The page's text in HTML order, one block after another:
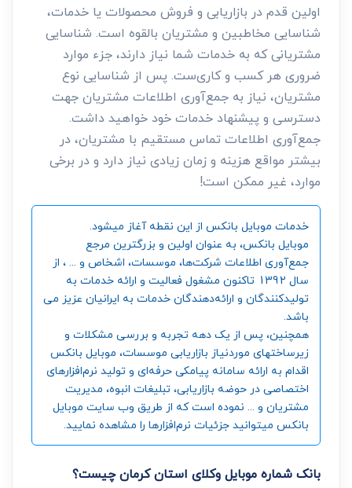
اولین قدم در بازاریابی و فروش محصولات یا خدمات،
شناسایی مخاطبین و مشتریان بالقوه است. شناسایی
مشتریانی که به خدمات شما نیاز دارند، جزء موارد
ضروری هر کسب و کاری‌ست. پس از شناسایی نوع
مشتریان، نیاز به جمع‌آوری اطلاعات مشتریان جهت
دسترسی و پیشنهاد خدمات خود خواهید داشت.
جمع‌آوری اطلاعات تماس مستقیم با مشتریان، در
بیشتر مواقع هزینه و زمان زیادی نیاز دارد و در برخی
موارد، غیر ممکن است!
خدمات موبایل بانکس از این نقطه آغاز میشود.
موبایل بانکس، به عنوان اولین و بزرگترین مرجع
جمع‌آوری اطلاعات شرکت‌ها، موسسات، اشخاص و ... ، از
سال 1392 تاکنون مشغول فعالیت و ارائه خدمات به
تولیدکنندگان و ارائه‌دهندگان خدمات به ایرانیان عزیز می
باشد.
همچنین، پس از یک دهه تجربه و بررسی مشکلات و
زیرساختهای موردنیاز بازاریابی موسسات، موبایل بانکس
اقدام به ارائه سامانه‌ پیامکی حرفه‌ای و تولید نرم‌افزارهای
اختصاصی در حوضه بازاریابی، تبلیغات انبوه، مدیریت
مشتریان و ... نموده است که از طریق وب سایت موبایل
بانکس میتوانید جزئیات نرم‌افزارها را مشاهده نمایید.
بانک شماره موبایل وکلای استان کرمان چیست؟